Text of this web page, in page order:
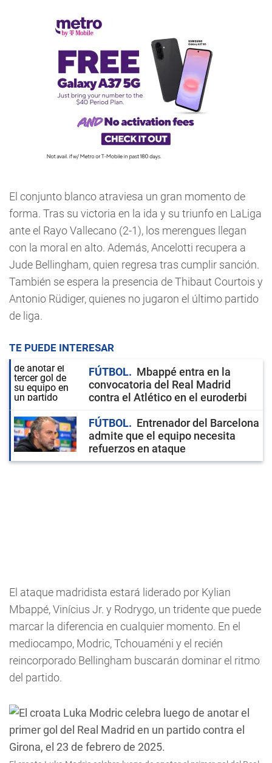
El conjunto blanco atraviesa un gran momento de
forma. Tras su victoria en la ida y su triunfo en LaLiga
ante el Rayo Vallecano (2-1), los merengues llegan
con la moral en alto. Además, Ancelotti recupera a
Jude Bellingham, quien regresa tras cumplir sanción.
También se espera la presencia de Thibaut Courtois y
Antonio Rüdiger, quienes no jugaron el último partido
de liga.
TE PUEDE INTERESAR
FÚTBOL
Mbappé entra en la
convocatoria del Real Madrid
contra el Atlético en el euroderbi
FÚTBOL
Entrenador del Barcelona
admite que el equipo necesita
refuerzos en ataque
El ataque madridista estará liderado por Kylian
Mbappé, Vinícius Jr. y Rodrygo, un tridente que puede
marcar la diferencia en cualquier momento. En el
mediocampo, Modric, Tchouaméni y el recién
reincorporado Bellingham buscarán dominar el ritmo
del partido.